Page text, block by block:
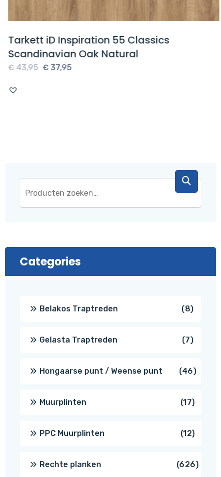
Tarkett iD Inspiration 55 Classics
Scandinavian Oak Natural
€43,95
Oorspronkelijke
€37,95Huidige
Categories
Belakos Traptreden 88
Gelasta Traptreden 77
Hongaarse punt / Weense punt 4646
Muurplinten 1717
PPC Muurplinten 1212
Rechte planken 626626